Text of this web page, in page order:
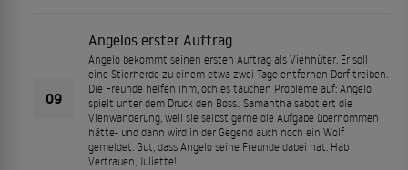
09
Angelos erster Auftrag
Angelo bekommt seinen ersten Auftrag als Viehhüter. Er soll
eine Stierherde zu einem etwa zwei Tage entfernen Dorf treiben.
Die Freunde helfen ihm, och es tauchen Probleme auf: Angelo
spielt unter dem Druck den Boss.; Samantha sabotiert die
Viehwanderung, weil sie selbst gerne die Aufgabe übernommen
hätte- und dann wird in der Gegend auch noch ein Wolf
gemeldet. Gut, dass Angelo seine Freunde dabei hat. Hab
Vertrauen, Juliette!